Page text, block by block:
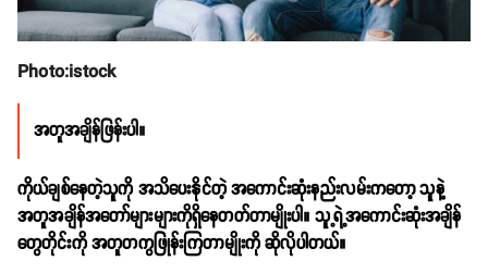
Photo:istock
အတူအချိန်ဖြန်းပါ။
ကိုယ်ချစ်နေတဲ့သူကို အသိပေးနိုင်တဲ့ အကောင်းဆုံးနည်းလမ်းကတော့ သူနဲ့
အတူအချိန်အတော်များများကိုရှိနေတတ်တာမျိုးပါ။ သူ့ရဲ့အကောင်းဆုံးအချိန်
တွေတိုင်းကို အတူတကွဖြုန်းကြတာမျိုးကို ဆိုလိုပါတယ်။